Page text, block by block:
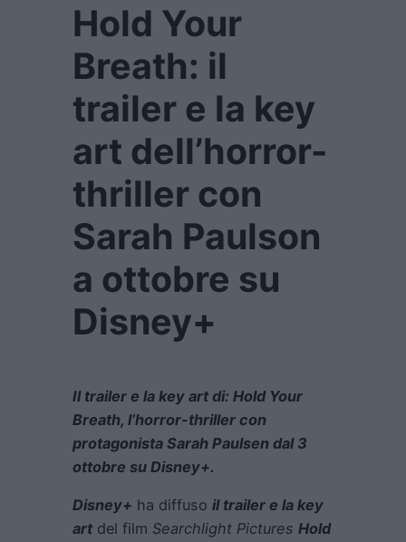
Hold Your
Breath: il
trailer e la key
art dell’horror-
thriller con
Sarah Paulson
a ottobre su
Disney+
Il trailer e la key art di: Hold Your
Breath, l’horror-thriller con
protagonista Sarah Paulsen dal 3
ottobre su Disney+.
Disney+ ha diffuso il trailer e la key
art del film Searchlight Pictures Hold